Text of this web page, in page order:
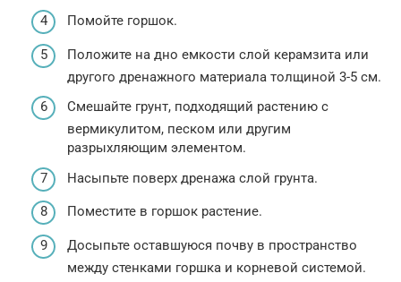
Помойте горшок.
Положите на дно емкости слой керамзита или
другого дренажного материала толщиной 3-5 см.
Смешайте грунт, подходящий растению с
вермикулитом, песком или другим
разрыхляющим элементом.
Насыпьте поверх дренажа слой грунта.
Поместите в горшок растение.
Досыпьте оставшуюся почву в пространство
между стенками горшка и корневой системой.